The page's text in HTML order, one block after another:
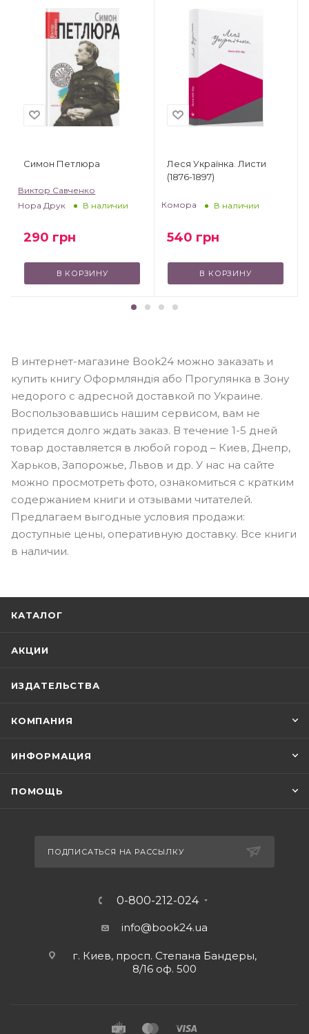
Симон Петлюра
Виктор Савченко
Нора Друк
В наличии
290 грн
В КОРЗИНУ
Леся Українка. Листи
(1876-1897)
Комора В наличии
540 грн
В КОРЗИНУ
В интернет-магазине Book24 можно заказать и
купить книгу Оформляндія або Прогулянка в Зону
недорого с адресной доставкой по Украине.
Воспользовавшись нашим сервисом, вам не
придется долго ждать заказ. В течение 1-5 дней
товар доставляется в любой город – Киев, Днепр,
Харьков, Запорожье, Львов и др. У нас на сайте
можно просмотреть фото, ознакомиться с кратким
содержанием книги и отзывами читателей.
Предлагаем выгодные условия продажи:
доступные цены, оперативную доставку. Все книги
в наличии.
КАТАЛОГ
АКЦИИ
ИЗДАТЕЛЬСТВА
КОМПАНИЯ
ИНФОРМАЦИЯ
ПОМОЩЬ
ПОДПИСАТЬСЯ НА РАССЫЛКУ
0-800-212-024
info@book24.ua
г. Киев, просп. Степана Бандеры,
8/16 оф. 500